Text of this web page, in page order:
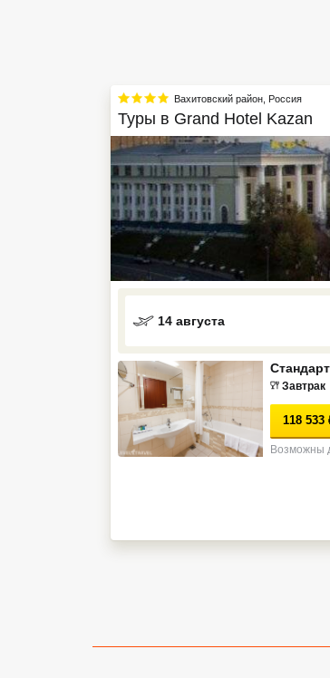
Вахитовский район Россия
Туры в Grand Hotel Kazan
14 августа
Завтрак
118 533
Возможны
Большой Сочи
VIP отели 5 звезд
ТОП 10 лучших отелей 5*
ТОП 10 недорогих отелей